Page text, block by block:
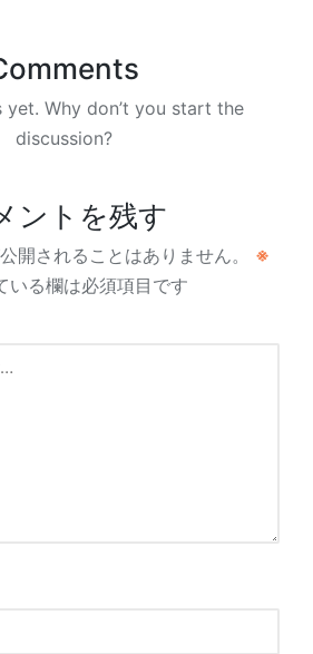
yet. Why don’t you start the
discussion?
ントを残す
開されることはありません。
※
いる欄は必須項目です